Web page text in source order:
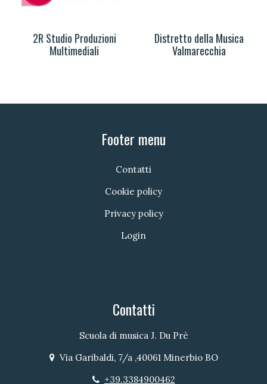
2R Studio Produzioni
Multimediali
Distretto della Musica
Valmarecchia
Footer menu
Contatti
Cookie policy
Privacy policy
Login
Contatti
Scuola di musica J. Du Prè
Indirizzo
Via Garibaldi, 7/a ,40061 Minerbio BO
Telefono
+39.3384900462